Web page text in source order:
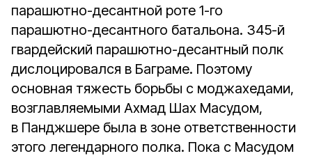
парашютно-десантной роте 1-го
парашютно-десантного батальона. 345-й
гвардейский парашютно-десантный полк
дислоцировался в Баграме. Поэтому
основная тяжесть борьбы с моджахедами,
возглавляемыми Ахмад Шах Масудом,
в Панджшере была в зоне ответственности
этого легендарного полка. Пока с Масудом